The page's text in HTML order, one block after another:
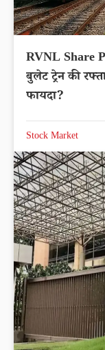
RVNL Share
बुलेट ट्रेन की
फायदा?
Stock Market